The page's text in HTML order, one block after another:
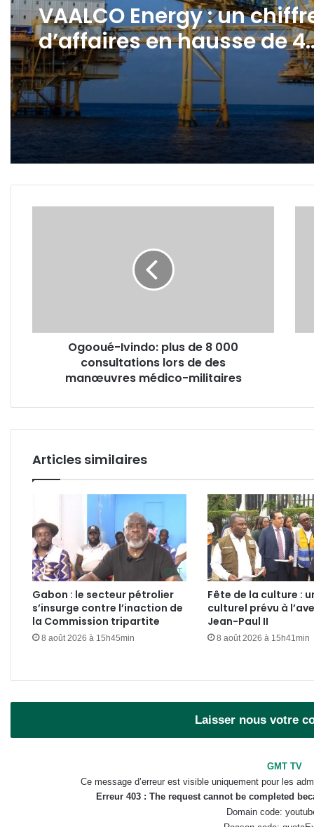
VAALCO Energy : un
d’affaires en hausse de
au 2ème trimestre 2026
de
Ogooué-Ivindo: plus de 8 000
consultations lors de des
manœuvres médico-militaires
Articles similaires
Gabon : le secteur pétrolier
s’insurge contre l’inaction de
la Commission tripartite
8 août 2026 à 15h45min
Fête de la culture :
culturel prévu à
Jean-Paul II
8 août 2026 à 15h41min
Laisser nous votre
GMT TV
Ce message d’erreur est visible uniquement pour les
Erreur 403 : The request cannot be completed
Domain code: